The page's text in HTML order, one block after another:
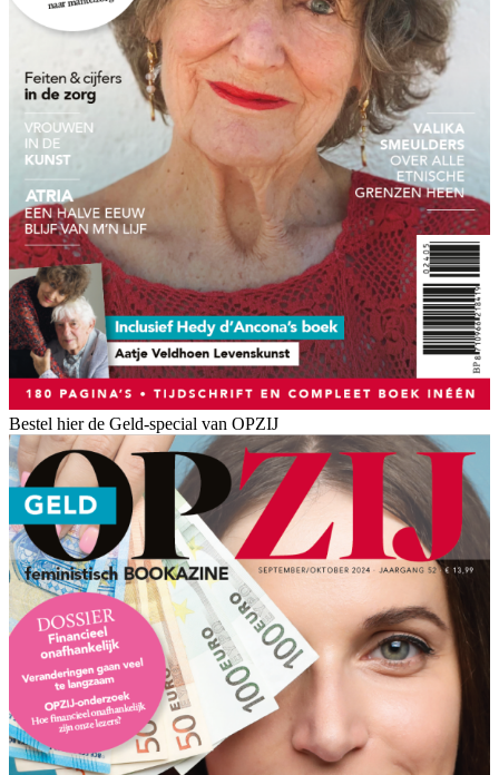
Bestel hier de Geld-special van OPZIJ